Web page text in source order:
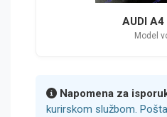
AUDI
Model
Napomena za
kurirskom službom.